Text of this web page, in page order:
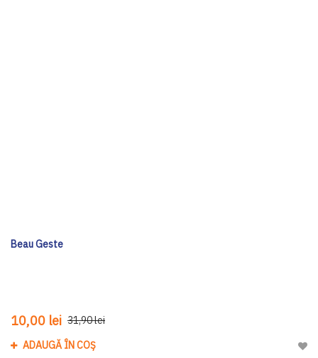
Beau Geste
10,00 lei 31,90 lei
ADAUGĂ ÎN COȘ